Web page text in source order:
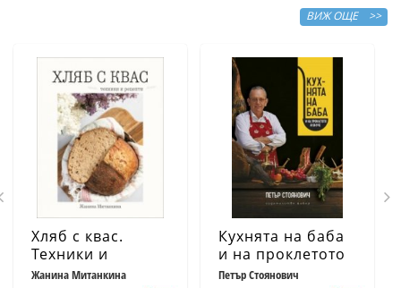
ВИЖ ОЩЕ >>
Хляб с квас.
Техники и
рецепти
Жанина Митанкина
Кухнята на баба
и на проклетото
й внуче
Петър Стоянович